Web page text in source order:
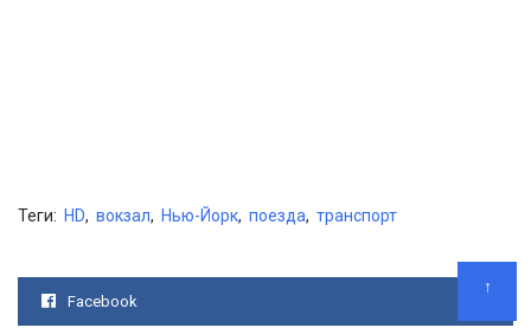
Теги: HD, вокзал, Нью-Йорк, поезда, транспорт
Facebook
↑